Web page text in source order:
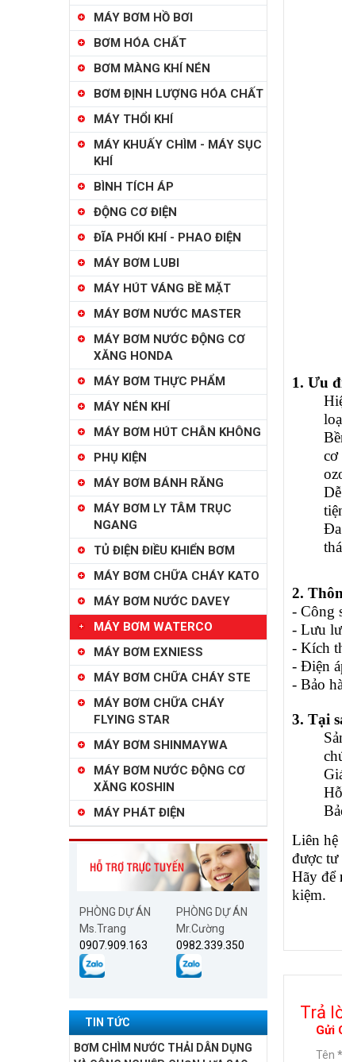
MÁY BƠM HỒ BƠI
BƠM HÓA CHẤT
BƠM MÀNG KHÍ NÉN
BƠM ĐỊNH LƯỢNG HÓA CHẤT
MÁY THỔI KHÍ
MÁY KHUẤY CHÌM - MÁY SỤC
KHÍ
BÌNH TÍCH ÁP
ĐỘNG CƠ ĐIỆN
ĐĨA PHỐI KHÍ - PHAO ĐIỆN
MÁY BƠM LUBI
MÁY HÚT VÁNG BỀ MẶT
MÁY BƠM NƯỚC MASTER
MÁY BƠM NƯỚC ĐỘNG CƠ
XĂNG HONDA
MÁY BƠM THỰC PHẨM
MÁY NÉN KHÍ
MÁY BƠM HÚT CHÂN KHÔNG
PHỤ KIỆN
MÁY BƠM BÁNH RĂNG
MÁY BƠM LY TÂM TRỤC
NGANG
TỦ ĐIỆN ĐIỀU KHIỂN BƠM
MÁY BƠM CHỮA CHÁY KATO
MÁY BƠM NƯỚC DAVEY
MÁY BƠM WATERCO
MÁY BƠM EXNIESS
MÁY BƠM CHỮA CHÁY STE
MÁY BƠM CHỮA CHÁY
FLYING STAR
MÁY BƠM SHINMAYWA
MÁY BƠM NƯỚC ĐỘNG CƠ
XĂNG KOSHIN
MÁY PHÁT ĐIỆN
PHÒNG DỰ ÁN
Ms.Trang
0907.909.163
PHÒNG DỰ ÁN
Mr.Cường
0982.339.350
TIN TỨC
BƠM CHÌM NƯỚC THẢI DÂN DỤNG
1. Ưu
cơ
2.
- Công
- Lưu
- Kích
- Điện
- Bảo
3. Tại
Liên hệ
được tư
Hãy để
kiệm.​
Trả
Gửi
Tên *